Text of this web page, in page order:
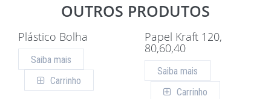
OUTROS PRODUTOS
Plástico Bolha
Saiba mais
Carrinho
Papel Kraft 120,
80,60,40
Saiba mais
Carrinho